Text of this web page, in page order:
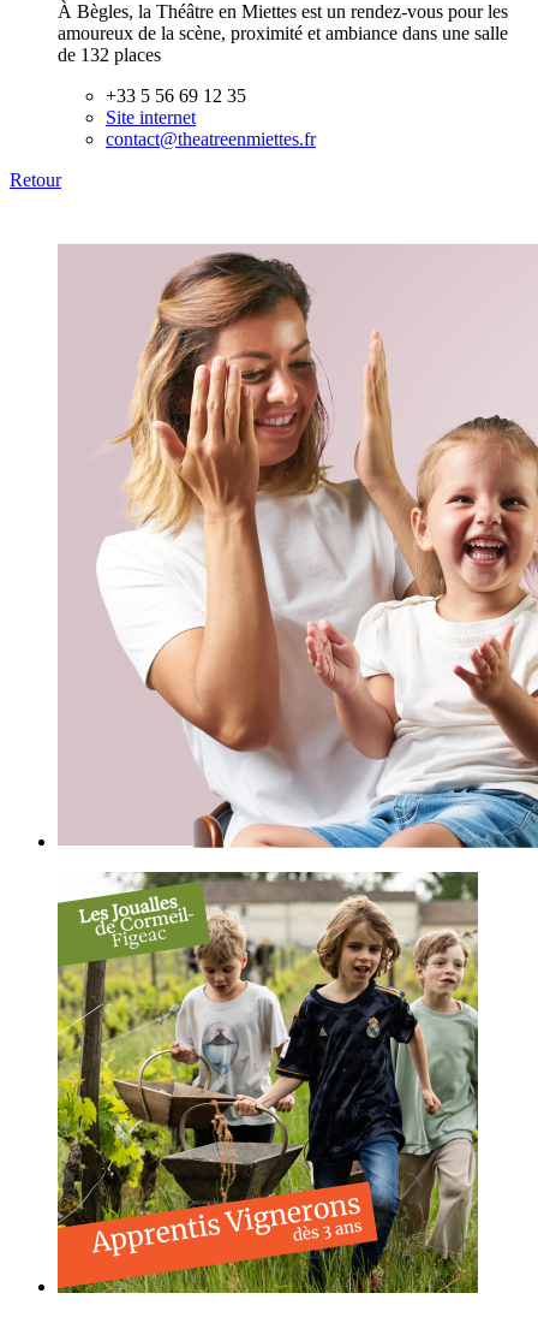
À Bègles, la Théâtre en Miettes est un rendez-vous pour les
amoureux de la scène, proximité et ambiance dans une salle
de 132 places
+33 5 56 69 12 35
Site internet
contact@theatreenmiettes.fr
Retour